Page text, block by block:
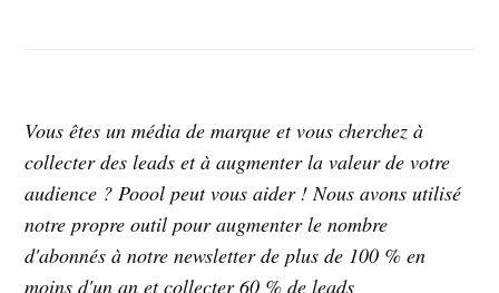
Vous êtes un média de marque et vous cherchez à
collecter des leads et à augmenter la valeur de votre
audience ? Poool peut vous aider ! Nous avons utilisé
notre propre outil pour augmenter le nombre
d'abonnés à notre newsletter de plus de 100 % en
moins d'un an et collecter 60 % de leads